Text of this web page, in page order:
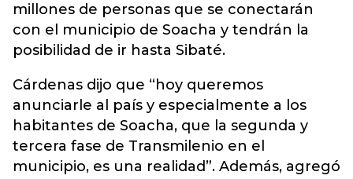
millones de personas que se conectarán
con el municipio de Soacha y tendrán la
posibilidad de ir hasta Sibaté.
Cárdenas dijo que “hoy queremos
anunciarle al país y especialmente a los
habitantes de Soacha, que la segunda y
tercera fase de Transmilenio en el
municipio, es una realidad”. Además, agregó